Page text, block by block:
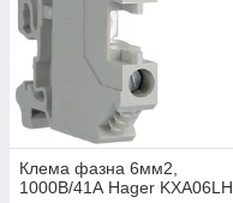
Клема фазна 6мм2,
1000В/41А Hager KXA06LH